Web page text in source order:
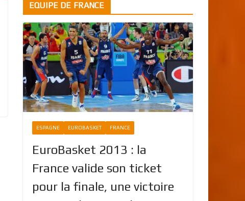
EQUIPE DE FRANCE
ESPAGNE EUROBASKET FRANCE
EuroBasket 2013 : la
France valide son ticket
pour la finale, une victoire